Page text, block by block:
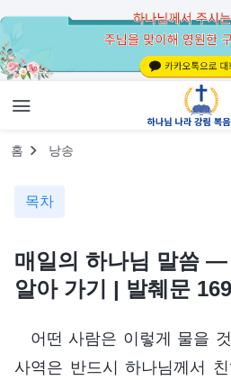
홈 낭송
목차
매일의 하나님 말씀 ―
알아 가기 | 발췌문 169
어떤 사람은 이렇게 물을
사역은 반드시 하나님께서